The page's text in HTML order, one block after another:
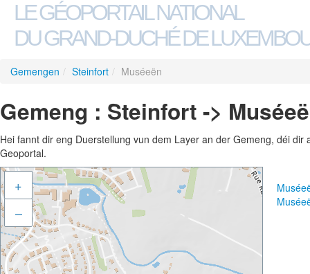
LE GÉOPORTAIL NATIONAL
DU GRAND-DUCHÉ DE
Gemengen / Steinfort / Muséeën
Gemeng : Steinfort ->
Hei fannt dir eng Duerstellung vun dem Layer an der Gemeng, déi
Geoportal.
+
–